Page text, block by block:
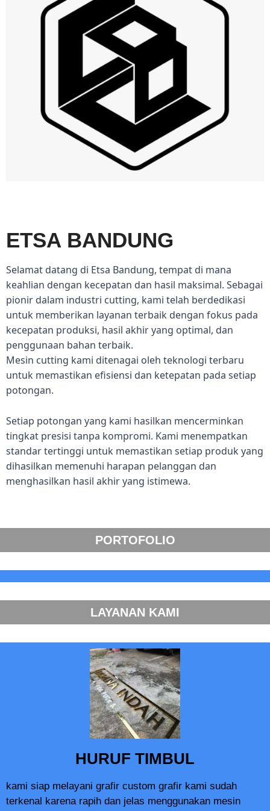
ETSA BANDUNG
Selamat datang di Etsa Bandung, tempat di mana
keahlian dengan kecepatan dan hasil maksimal. Sebagai
pionir dalam industri cutting, kami telah berdedikasi
untuk memberikan layanan terbaik dengan fokus pada
kecepatan produksi, hasil akhir yang optimal, dan
penggunaan bahan terbaik.
Mesin cutting kami ditenagai oleh teknologi terbaru
untuk memastikan efisiensi dan ketepatan pada setiap
potongan.
Setiap potongan yang kami hasilkan mencerminkan
tingkat presisi tanpa kompromi. Kami menempatkan
standar tertinggi untuk memastikan setiap produk yang
dihasilkan memenuhi harapan pelanggan dan
menghasilkan hasil akhir yang istimewa.
PORTOFOLIO
LAYANAN KAMI
HURUF TIMBUL
kami siap melayani grafir custom grafir kami sudah
terkenal karena rapih dan jelas menggunakan mesin